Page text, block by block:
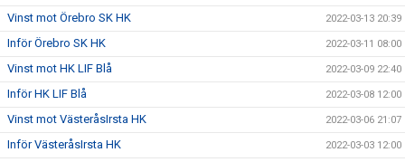
Vinst mot Örebro SK HK 2022-03-13 20:39
Inför Örebro SK HK 2022-03-11 08:00
Vinst mot HK LIF Blå 2022-03-09 22:40
Inför HK LIF Blå 2022-03-08 12:00
Vinst mot VästeråsIrsta HK 2022-03-06 21:07
Inför VästeråsIrsta HK 2022-03-03 12:00